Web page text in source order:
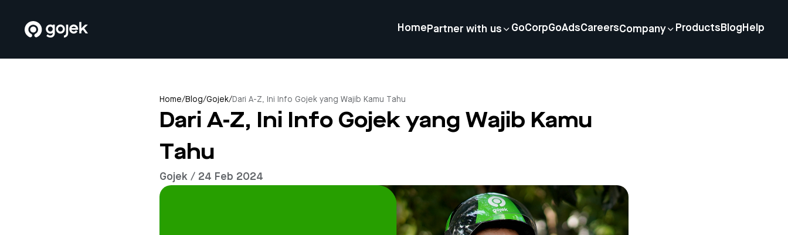
Home Partner with us GoCorpGoAdsCareersCompany Products Blog Help
Home/Blog/Gojek/Dari A-Z, Ini Info Gojek yang Wajib Kamu Tahu
Dari A-Z, Ini Info Gojek yang Wajib Kamu
Tahu
Gojek / 24 Feb 2024